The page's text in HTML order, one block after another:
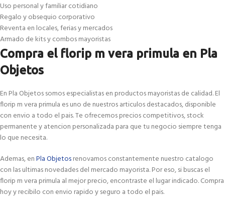
Uso personal y familiar cotidiano
Regalo y obsequio corporativo
Reventa en locales, ferias y mercados
Armado de kits y combos mayoristas
Compra el florip m vera primula en Pla
Objetos
En Pla Objetos somos especialistas en productos mayoristas de calidad. El
florip m vera primula es uno de nuestros articulos destacados, disponible
con envio a todo el pais. Te ofrecemos precios competitivos, stock
permanente y atencion personalizada para que tu negocio siempre tenga
lo que necesita.
Ademas, enPla Objetosrenovamos constantemente nuestro catalogo
con las ultimas novedades del mercado mayorista. Por eso, si buscas el
florip m vera primula al mejor precio, encontraste el lugar indicado. Compra
hoy y recibilo con envio rapido y seguro a todo el pais.